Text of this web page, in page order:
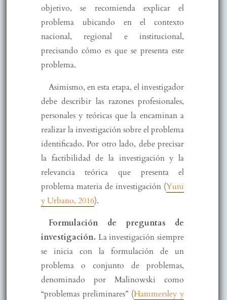
objetivo, se recomienda explicar el
problema ubicando en el contexto
nacional, regional e institucional,
precisando cómo es que se presenta este
problema.
Asimismo, en esta etapa, el investigador
debe describir las razones profesionales,
personales y teóricas que la encaminan a
realizar la investigación sobre el problema
identificado. Por otro lado, debe precisar
la factibilidad de la investigación y la
relevancia teórica que presenta el
problema materia de investigación (Yuni
y Urbano, 2016).
Formulación de preguntas de
investigación. La investigación siempre
se inicia con la formulación de un
problema o conjunto de problemas,
denominado por Malinowski como
“problemas preliminares” (Hammersley y